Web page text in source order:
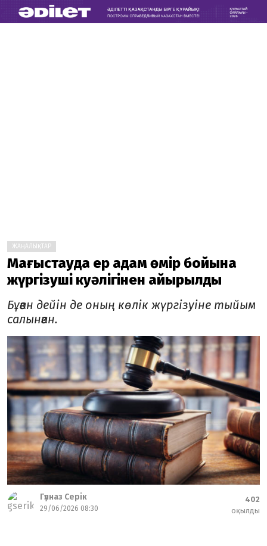
ЖАҢАЛЫҚТАР
Маңғыстауда ер адам өмір бойына
жүргізуші куәлігінен айырылды
Бұған дейін де оның көлік жүргізуіне тыйым
салынған.
Гүлназ Серік
29/06/2026 08:30
402
оқылды